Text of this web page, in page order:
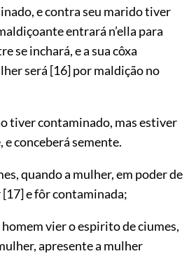
e contra seu marido tiver
entrará n’ella para
se inchará, e a sua côxa
será [16]por maldição no
tiver contaminado, mas estiver
conceberá semente.
quando a mulher, em poder de
[17]e fôr contaminada;
vier o espirito de ciumes,
apresente a mulher